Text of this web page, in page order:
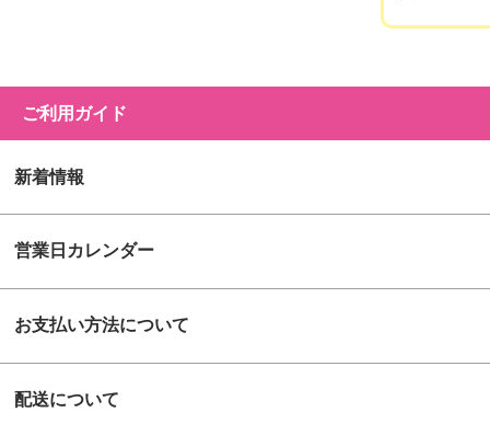
ご利用ガイド
新着情報
営業日カレンダー
お支払い方法について
配送について